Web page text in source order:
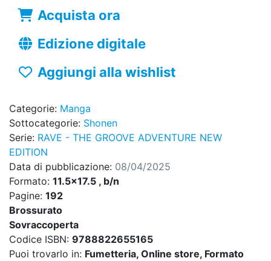
Acquista ora
Edizione digitale
Aggiungi alla wishlist
Categorie: Manga
Sottocategorie: Shonen
Serie: RAVE - THE GROOVE ADVENTURE NEW
EDITION
Data di pubblicazione: 08/04/2025
Formato: 11.5x17.5 , b/n
Pagine: 192
Brossurato
Sovraccoperta
Codice ISBN: 9788822655165
Puoi trovarlo in: Fumetteria, Online store, Formato